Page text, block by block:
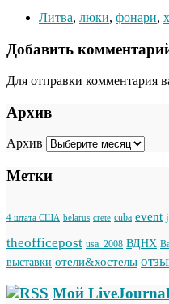
Литва, люки, фонари,
Добавить
Для отправки комментария
Архив
Архив
Метки
4 штата США belarus crete cuba event
theofficepost usa_2008 ВДНХ
выставки отели&хостелы
Мой LiveJournal